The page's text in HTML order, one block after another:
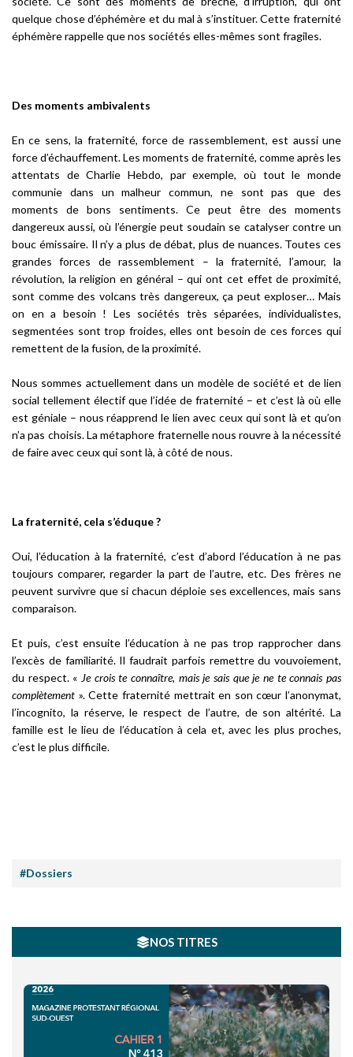
quelque chose d’éphémère et du mal à s’instituer. Cette fraternité
éphémère rappelle que nos sociétés elles-mêmes sont fragiles.
Des moments ambivalents
En ce sens, la fraternité, force de rassemblement, est aussi une
force d’échauffement. Les moments de fraternité, comme après les
attentats de Charlie Hebdo, par exemple, où tout le monde
communie dans un malheur commun, ne sont pas que des
moments de bons sentiments. Ce peut être des moments
dangereux aussi, où l’énergie peut soudain se catalyser contre un
bouc émissaire. Il n’y a plus de débat, plus de nuances. Toutes ces
grandes forces de rassemblement – la fraternité, l’amour, la
révolution, la religion en général – qui ont cet effet de proximité,
sont comme des volcans très dangereux, ça peut exploser… Mais
on en a besoin ! Les sociétés très séparées, individualistes,
segmentées sont trop froides, elles ont besoin de ces forces qui
remettent de la fusion, de la proximité.
Nous sommes actuellement dans un modèle de société et de lien
social tellement électif que l’idée de fraternité – et c’est là où elle
est géniale – nous réapprend le lien avec ceux qui sont là et qu’on
n’a pas choisis. La métaphore fraternelle nous rouvre à la nécessité
de faire avec ceux qui sont là, à côté de nous.
La fraternité, cela s’éduque ?
Oui, l’éducation à la fraternité, c’est d’abord l’éducation à ne pas
toujours comparer, regarder la part de l’autre, etc. Des frères ne
peuvent survivre que si chacun déploie ses excellences, mais sans
comparaison.
Et puis, c’est ensuite l’éducation à ne pas trop rapprocher dans
l’excès de familiarité. Il faudrait parfois remettre du vouvoiement,
du respect. « Je crois te connaître, mais je sais que je ne te connais pas
complètement ». Cette fraternité mettrait en son cœur l’anonymat,
l’incognito, la réserve, le respect de l’autre, de son altérité. La
famille est le lieu de l’éducation à cela et, avec les plus proches,
c’est le plus difficile.
#Dossiers
NOS TITRES